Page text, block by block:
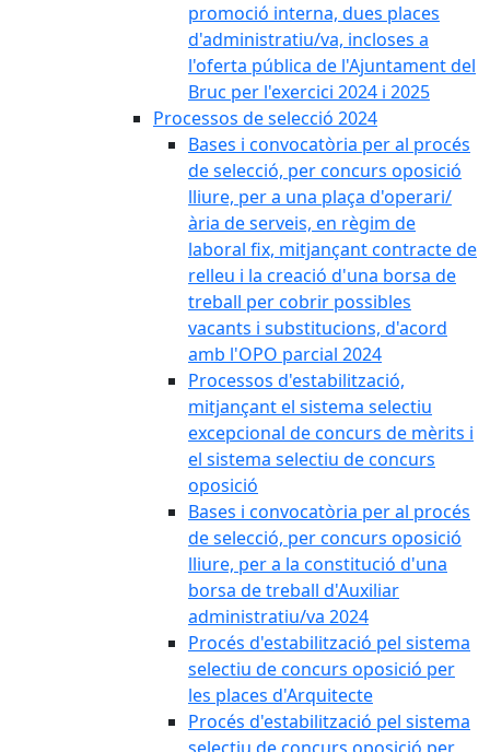
promoció interna, dues places
d'administratiu/va, incloses a
l'oferta pública de l'Ajuntament del
Bruc per l'exercici 2024 i 2025
Processos de selecció 2024
Bases i convocatòria per al procés
de selecció, per concurs oposició
lliure, per a una plaça d'operari/
ària de serveis, en règim de
laboral fix, mitjançant contracte de
relleu i la creació d'una borsa de
treball per cobrir possibles
vacants i substitucions, d'acord
amb l'OPO parcial 2024
Processos d'estabilització,
mitjançant el sistema selectiu
excepcional de concurs de mèrits i
el sistema selectiu de concurs
oposició
Bases i convocatòria per al procés
de selecció, per concurs oposició
lliure, per a la constitució d'una
borsa de treball d'Auxiliar
administratiu/va 2024
Procés d'estabilització pel sistema
selectiu de concurs oposició per
les places d'Arquitecte
Procés d'estabilització pel sistema